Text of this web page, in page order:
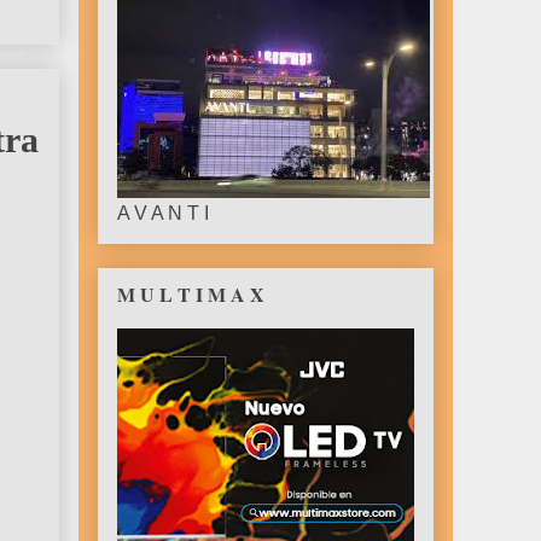
A V A N T I
M U L T I M A X